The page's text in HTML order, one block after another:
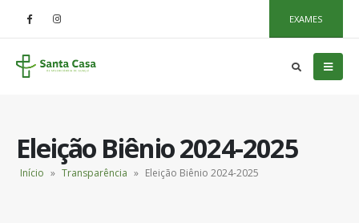
EXAMES
Eleição Biênio 2024-2025
Início » Transparência » Eleição Biênio 2024-2025